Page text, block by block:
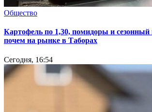
Общество
Картофель по 1,30, помидоры и
почем на рынке в Таборах
Сегодня, 16:54